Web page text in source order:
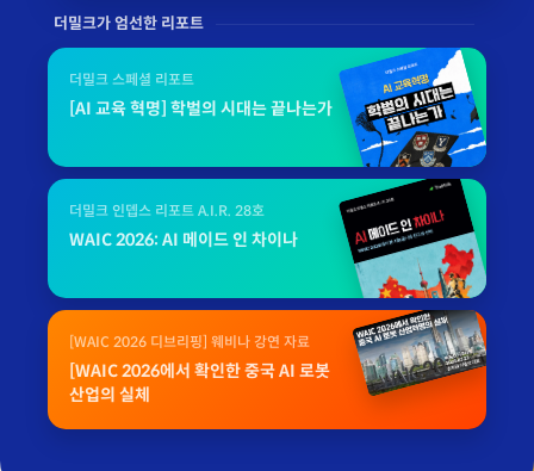
더밀크가 엄선한 리포트
더밀크 스페셜 리포트
[AI 교육 혁명] 학벌의 시대는 끝나는가
더밀크 인뎁스 리포트 A.I.R. 28호
WAIC 2026: AI 메이드 인 차이나
[WAIC 2026 디브리핑] 웨비나 강연 자료
[WAIC 2026에서 확인한 중국 AI 로봇
산업의 실체